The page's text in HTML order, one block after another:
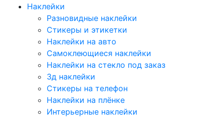
Наклейки
Разновидные наклейки
Стикеры и этикетки
Наклейки на авто
Самоклеющиеся наклейки
Наклейки на стекло под заказ
3д наклейки
Cтикеры на телефон
Наклейки на плёнке
Интерьерные наклейки